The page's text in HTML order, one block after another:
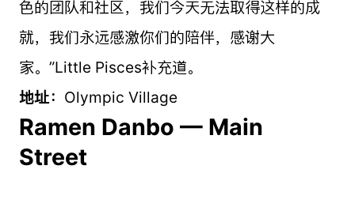
色的团队和社区，我们今天无法取得这样的成
就，我们永远感激你们的陪伴，感谢大
家。”Little Pisces补充道。
地址： Olympic Village
Ramen Danbo — Main
Street